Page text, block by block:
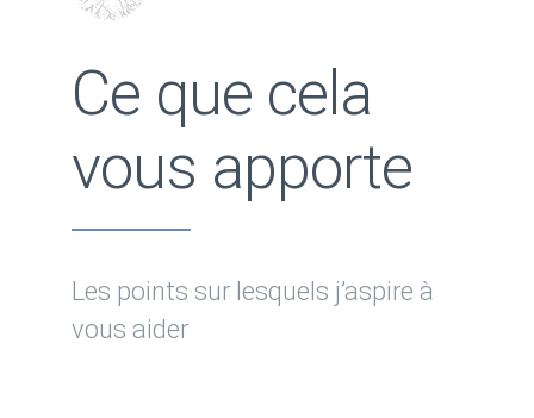
Ce que cela
vous apporte
Les points sur lesquels j’aspire à
vous aider